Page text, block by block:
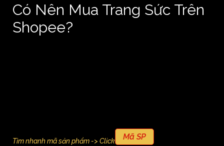
Có Nên Mua Trang Sức Trên
Shopee?
Tìm nhanh mã sản phẩm -> Click Mã SP